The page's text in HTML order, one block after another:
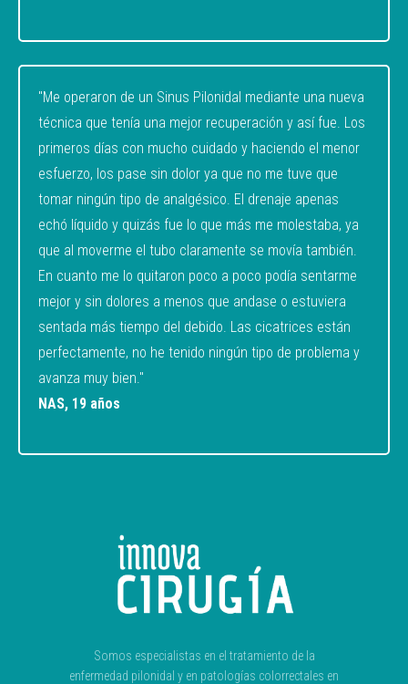
"Me operaron de un Sinus Pilonidal mediante una nueva
técnica que tenía una mejor recuperación y así fue. Los
primeros días con mucho cuidado y haciendo el menor
esfuerzo, los pase sin dolor ya que no me tuve que
tomar ningún tipo de analgésico. El drenaje apenas
echó líquido y quizás fue lo que más me molestaba, ya
que al moverme el tubo claramente se movía también.
En cuanto me lo quitaron poco a poco podía sentarme
mejor y sin dolores a menos que andase o estuviera
sentada más tiempo del debido. Las cicatrices están
perfectamente, no he tenido ningún tipo de problema y
avanza muy bien."
NAS, 19 años
Somos especialistas en el tratamiento de la
enfermedad pilonidal y en patologías colorrectales en